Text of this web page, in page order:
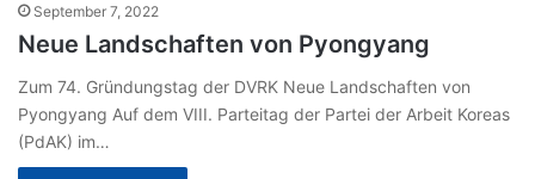
September 7, 2022
Neue Landschaften von Pyongyang
Zum 74. Gründungstag der DVRK Neue Landschaften von
Pyongyang Auf dem VIII. Parteitag der Partei der Arbeit Koreas
(PdAK) im…